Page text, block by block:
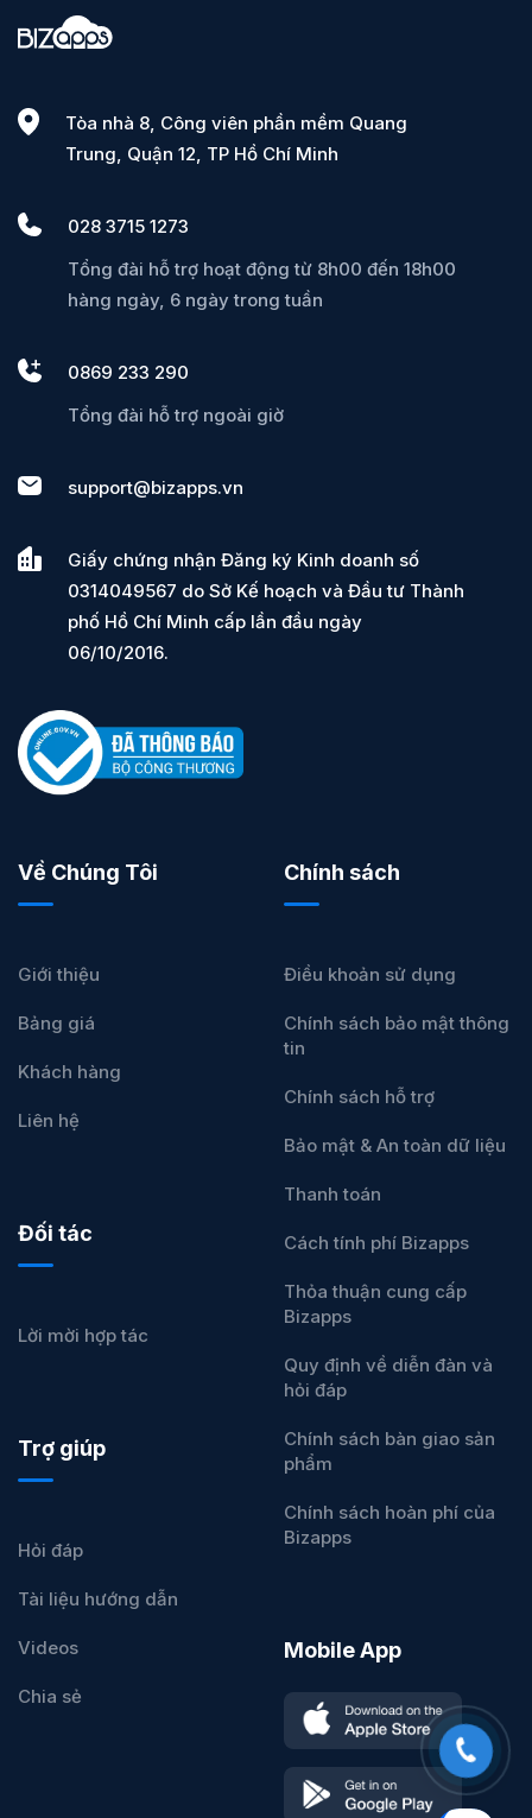
Tòa nhà 8, Công viên phần mềm Quang
Trung, Quận 12, TP Hồ Chí Minh
028 3715 1273
Tổng đài hỗ trợ hoạt động từ 8h00 đến 18h00
hàng ngày, 6 ngày trong tuần
0869 233 290
Tổng đài hỗ trợ ngoài giờ
support@bizapps.vn
Giấy chứng nhận Đăng ký Kinh doanh số
0314049567 do Sở Kế hoạch và Đầu tư Thành
phố Hồ Chí Minh cấp lần đầu ngày
06/10/2016.
Về Chúng Tôi
Giới thiệu
Bảng giá
Khách hàng
Liên hệ
Đối tác
Lời mời hợp tác
Trợ giúp
Hỏi đáp
Tài liệu hướng dẫn
Videos
Chia sẻ
Chính sách
Điều khoản sử dụng
Chính sách bảo mật thông
tin
Chính sách hỗ trợ
Bảo mật & An toàn dữ liệu
Thanh toán
Cách tính phí Bizapps
Thỏa thuận cung cấp
Bizapps
Quy định về diễn đàn và
hỏi đáp
Chính sách bàn giao sản
phẩm
Chính sách hoàn phí của
Bizapps
Mobile App